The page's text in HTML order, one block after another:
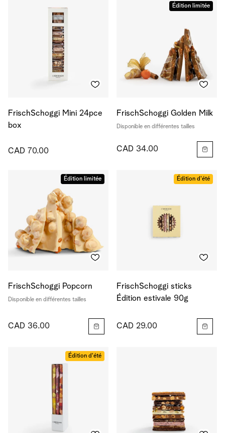
FrischSchoggi Mini 24pce
box
CAD 70.00
Édition limitée
FrischSchoggi Golden Milk
Disponible en différentes tailles
CAD 34.00
Édition limitée
FrischSchoggi Popcorn
Disponible en différentes tailles
CAD 36.00
Édition d'été
FrischSchoggi sticks
Édition estivale 90g
CAD 29.00
Édition d'été